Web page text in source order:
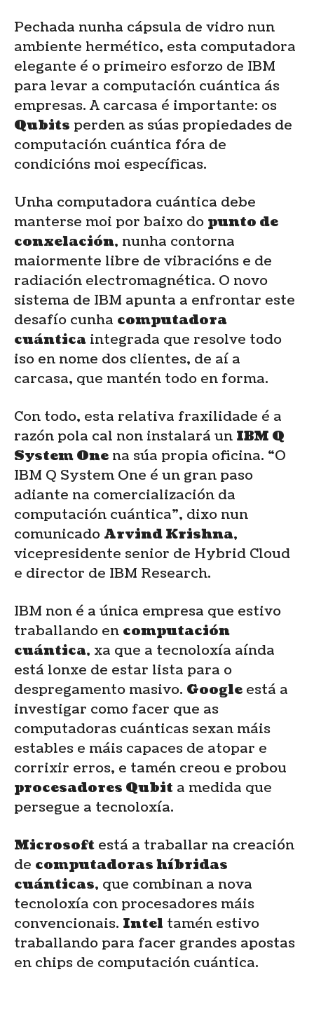
Pechada nunha cápsula de vidro nun
ambiente hermético, esta computadora
elegante é o primeiro esforzo de IBM
para levar a computación cuántica ás
empresas. A carcasa é importante: os
Qubits perden as súas propiedades de
computación cuántica fóra de
condicións moi específicas.
Unha computadora cuántica debe
manterse moi por baixo do punto de
conxelación, nunha contorna
maiormente libre de vibracións e de
radiación electromagnética. O novo
sistema de IBM apunta a enfrontar este
desafío cunha computadora
cuántica integrada que resolve todo
iso en nome dos clientes, de aí a
carcasa, que mantén todo en forma.
Con todo, esta relativa fraxilidade é a
razón pola cal non instalará un IBM Q
System One na súa propia oficina. “O
IBM Q System One é un gran paso
adiante na comercialización da
computación cuántica”, dixo nun
comunicado Arvind Krishna,
vicepresidente senior de Hybrid Cloud
e director de IBM Research.
IBM non é a única empresa que estivo
traballando en computación
cuántica, xa que a tecnoloxía aínda
está lonxe de estar lista para o
despregamento masivo. Google está a
investigar como facer que as
computadoras cuánticas sexan máis
estables e máis capaces de atopar e
corrixir erros, e tamén creou e probou
procesadores Qubit a medida que
persegue a tecnoloxía.
Microsoft está a traballar na creación
de computadoras híbridas
cuánticas, que combinan a nova
tecnoloxía con procesadores máis
convencionais. Intel tamén estivo
traballando para facer grandes apostas
en chips de computación cuántica.